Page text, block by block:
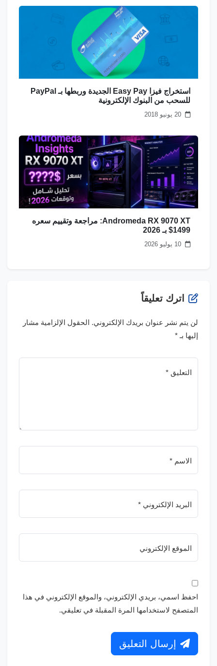
استخراج فيزا Easy Pay الجديدة وربطها بـ PayPal
للسحب من البنوك الإلكترونية
Andromeda RX 9070 XT: مراجعة وتقييم سعره
1499$ بـ 2026
اترك تعليقاً
لن يتم نشر عنوان بريدك الإلكتروني. الحقول الإلزامية مشار
إليها بـ *
التعليق *
الاسم *
البريد الإلكتروني *
الموقع الإلكتروني
احفظ اسمي، بريدي الإلكتروني، والموقع الإلكتروني في هذا
المتصفح لاستخدامها المرة المقبلة في تعليقي.
إرسال التعليق